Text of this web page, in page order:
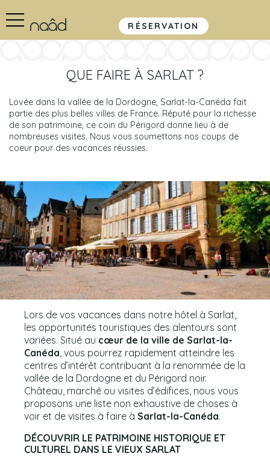
RÉSERVATION
QUE FAIRE À SARLAT ?
Lovée dans la vallée de la Dordogne, Sarlat-la-Canéda fait
partie des plus belles villes de France. Réputé pour la richesse
de son patrimoine, ce coin du Périgord donne lieu à de
nombreuses visites. Nous vous soumettons nos coups de
coeur pour des vacances réussies.
Lors de vos vacances dans notre hôtel à Sarlat,
les opportunités touristiques des alentours sont
variées. Situé au cœur de la ville de Sarlat-la-
Canéda , vous pourrez rapidement atteindre les
centres d’intérêt contribuant à la renommée de la
vallée de la Dordogne et du Périgord noir.
Château, marché ou visites d’édifices, nous vous
proposons une liste non exhaustive de choses à
voir et de visites à faire à Sarlat-la-Canéda.
DÉCOUVRIR LE PATRIMOINE HISTORIQUE ET
CULTUREL DANS LE VIEUX SARLAT